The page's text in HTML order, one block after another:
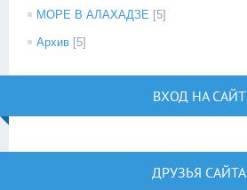
МОРЕ В АЛАХАДЗЕ [5]
Архив [5]
ВХОД НА САЙТ
ДРУЗЬЯ САЙТА